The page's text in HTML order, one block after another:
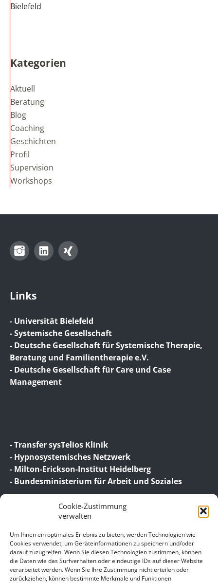
Cookie-Zustimmung
verwalten
Um Ihnen ein optimales Erlebnis zu bieten, werden Technologien wie
Cookies verwendet, um Geräteinformationen zu speichern und/oder
darauf zuzugreifen. Wenn Sie diesen Technologien zustimmen, können
die Daten wie das Surfverhalten oder eindeutige IDs auf dieser Website
verarbeitet werden. Wenn Sie Ihre Zustimmung nicht erteilen oder
zurückziehen, können bestimmte Merkmale und Funktionen
Bielefeld
Kategorien
Aktuell
Beratung
Blog
Coaching
Geschichten
Profil
Supervision
Workshops
InstagramLinkedIn
Links
- Universität Bielefeld
- Systemische Gesellschaft
- Deutsche Gesellschaft für Systemische Therapie,
Beratung und Familientherapie e.V.
- Deutsche Gesellschaft für Care und Case
Management
- Transfer sysTelios Klinik
- Hypnosystemisches Netzwerk
- Milton-Erickson-Institut Heidelberg
- Bundesministerium für Arbeit und Soziales
© 2026 Birgit Wagner – Coaching | Beratung |
Supervision